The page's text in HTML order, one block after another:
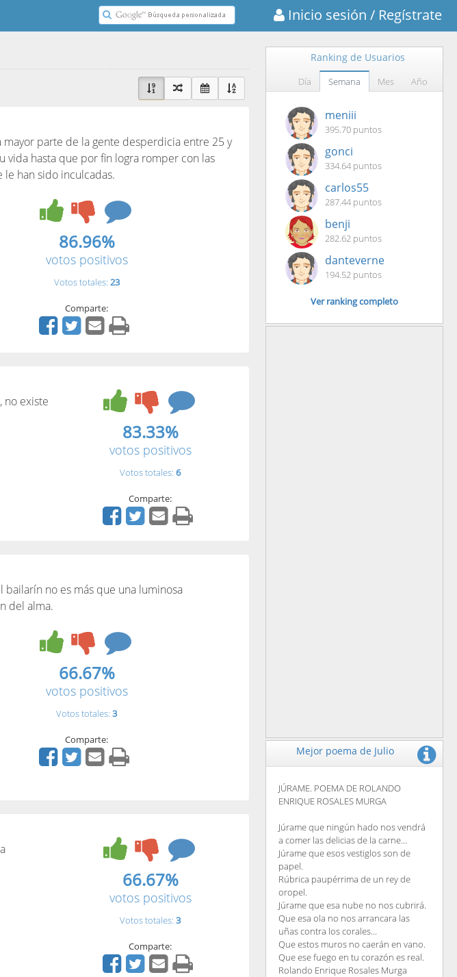
Inicio sesión / Regístrate
mayor parte de la gente desperdicia entre 25 y
vida hasta que por fin logra romper con las
le han sido inculcadas.
86.96%
votos positivos
Votos totales: 23
Comparte:
no existe
83.33%
votos positivos
Votos totales: 6
Comparte:
bailarín no es más que una luminosa
del alma.
66.67%
votos positivos
Votos totales:3
Comparte:
66.67%
votos positivos
Votos totales: 3
Comparte:
Ranking de Usuarios
Día Semana Mes Año
meniii
395.70 puntos
gonci
334.64 puntos
carlos55
287.44 puntos
benji
282.62 puntos
danteverne
194.52 puntos
Ver ranking completo
Mejor poema de Julio
JÚRAME. POEMA DE ROLANDO
ENRIQUE ROSALES MURGA
Júrame que ningún hado nos vendrá
a comer las delicias de la carne...
Júrame que esos vestiglos son de
papel.
Rúbrica paupérrima de un rey de
oropel.
Júrame que esa nube no nos cubrirá.
Que esa ola no nos arrancara las
uñas contra los corales...
Que estos muros no caerán en vano.
Que ese fuego en tu corazón es real.
Rolando Enrique Rosales Murga